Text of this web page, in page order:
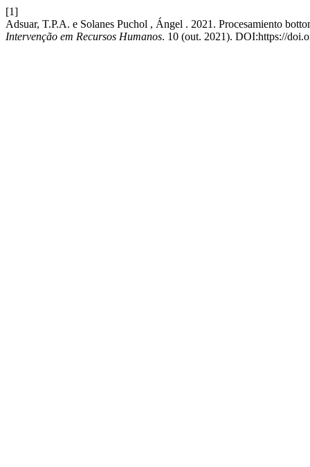
[1]
Adsuar, T.P.A. e Solanes Puchol , Ángel . 2021. Procesamiento
Intervenção em Recursos Humanos. 10 (out. 2021). DOI:https://